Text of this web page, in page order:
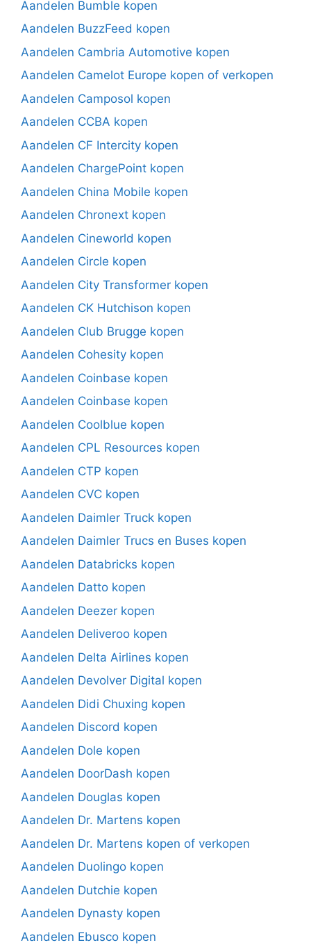
Aandelen Bumble kopen
Aandelen BuzzFeed kopen
Aandelen Cambria Automotive kopen
Aandelen Camelot Europe kopen of verkopen
Aandelen Camposol kopen
Aandelen CCBA kopen
Aandelen CF Intercity kopen
Aandelen ChargePoint kopen
Aandelen China Mobile kopen
Aandelen Chronext kopen
Aandelen Cineworld kopen
Aandelen Circle kopen
Aandelen City Transformer kopen
Aandelen CK Hutchison kopen
Aandelen Club Brugge kopen
Aandelen Cohesity kopen
Aandelen Coinbase kopen
Aandelen Coinbase kopen
Aandelen Coolblue kopen
Aandelen CPL Resources kopen
Aandelen CTP kopen
Aandelen CVC kopen
Aandelen Daimler Truck kopen
Aandelen Daimler Trucs en Buses kopen
Aandelen Databricks kopen
Aandelen Datto kopen
Aandelen Deezer kopen
Aandelen Deliveroo kopen
Aandelen Delta Airlines kopen
Aandelen Devolver Digital kopen
Aandelen Didi Chuxing kopen
Aandelen Discord kopen
Aandelen Dole kopen
Aandelen DoorDash kopen
Aandelen Douglas kopen
Aandelen Dr. Martens kopen
Aandelen Dr. Martens kopen of verkopen
Aandelen Duolingo kopen
Aandelen Dutchie kopen
Aandelen Dynasty kopen
Aandelen Ebusco kopen